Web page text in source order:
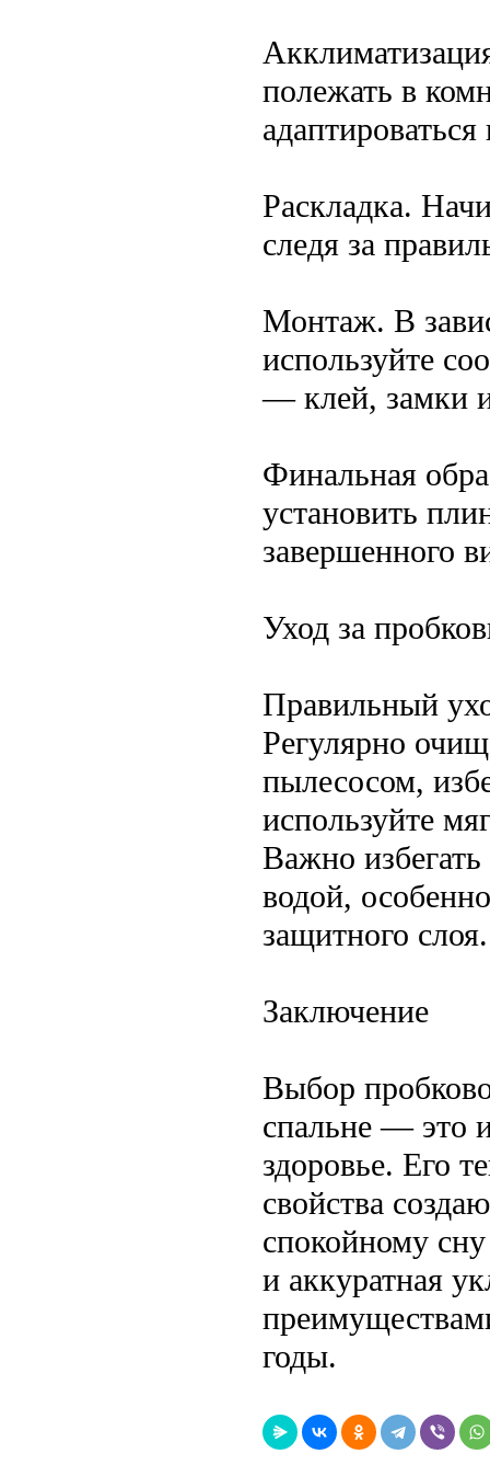
полежать в
Раскладка.
следя за
Монтаж. В
используйте
— клей, замки
Финальная
установить
завершенного
Уход за
Правильный
Регулярно
пылесосом,
используйте
Важно
водой,
защитного слоя.
Заключение
Выбор
спальне — это
здоровье. Его
свойства
спокойному
и аккуратная
годы.